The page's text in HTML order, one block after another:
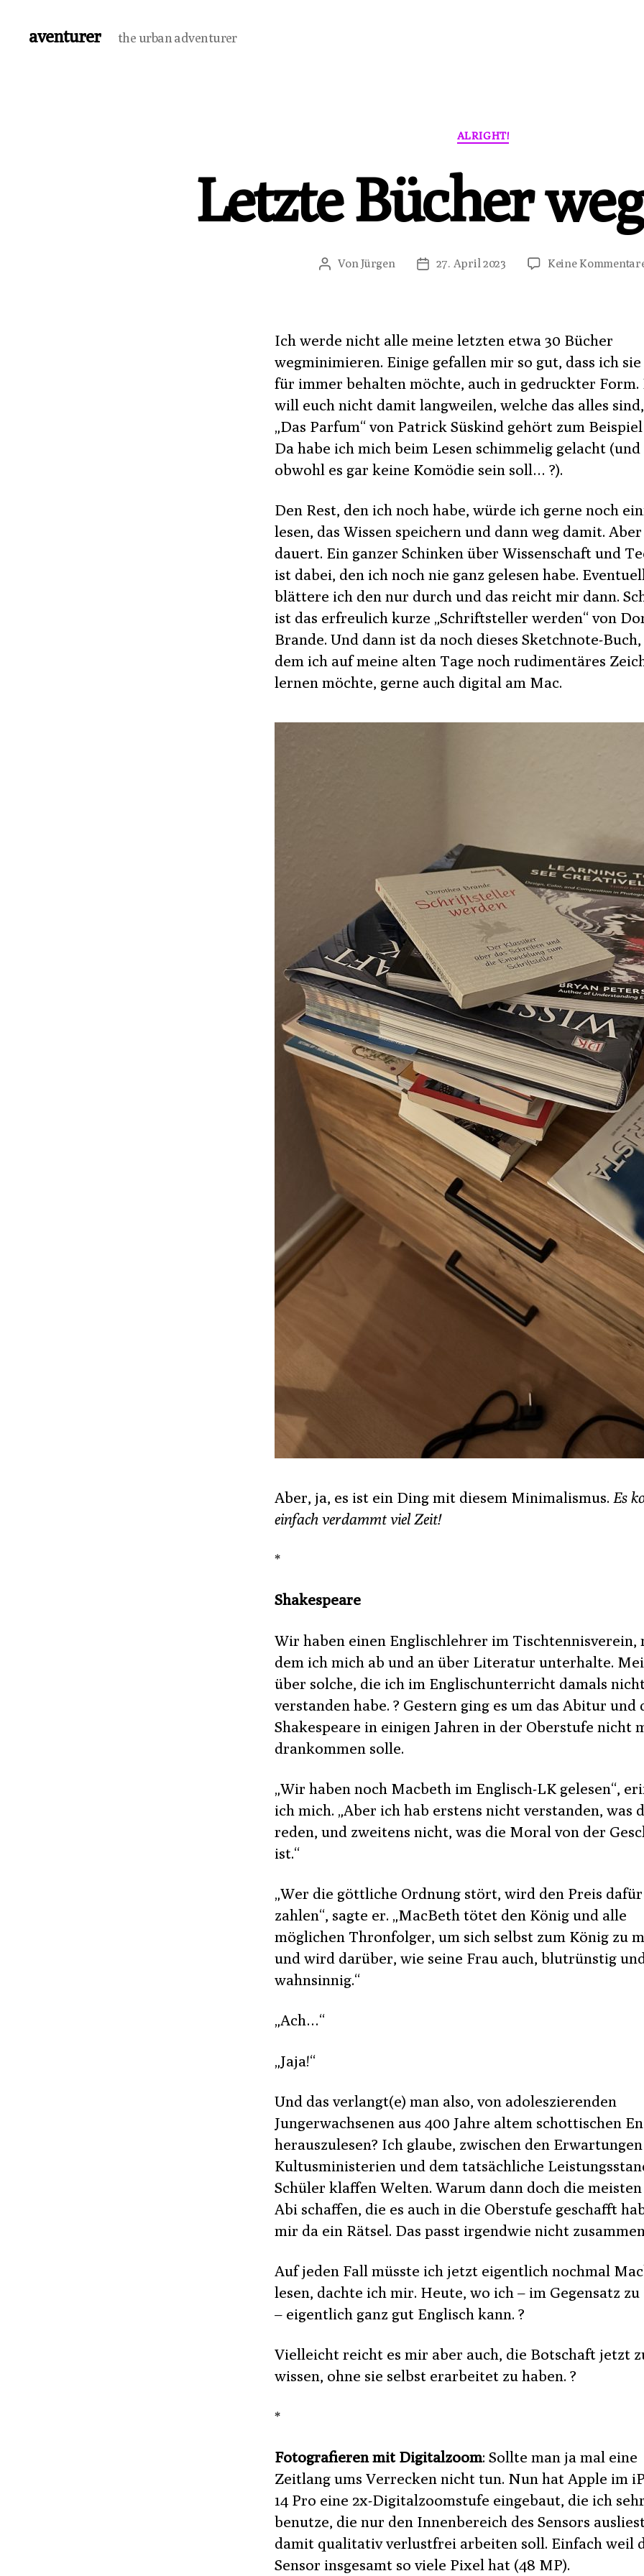
aventurer the urban adventurer
Kategorien
ALRIGHT!
Letzte Bücher
Beitragsautor
VonJürgen Veröffentlichungsdatum
27. April 2023 Keine
Ich werde nicht alle meine letzten etwa 30 Bücher
wegminimieren. Einige gefallen mir so gut, dass ich
für immer behalten möchte, auch in gedruckter Form.
will euch nicht damit langweilen, welche das alles
„Das Parfum“ von Patrick Süskind gehört zum
Da habe ich mich beim Lesen schimmelig gelacht (und
obwohl es gar keine Komödie sein soll… ?).
Den Rest, den ich noch habe, würde ich gerne noch
lesen, das Wissen speichern und dann weg damit. Aber
dauert. Ein ganzer Schinken über Wissenschaft und
ist dabei, den ich noch nie ganz gelesen habe.
blättere ich den nur durch und das reicht mir dann.
ist das erfreulich kurze „Schriftsteller werden“ von
Brande. Und dann ist da noch dieses Sketchnote-
dem ich auf meine alten Tage noch rudimentäres
lernen möchte, gerne auch digital am Mac.
Aber, ja, es ist ein Ding mit diesem Minimalismus. Es
einfach verdammt viel Zeit!
*
Shakespeare
Wir haben einen Englischlehrer im Tischtennisverein,
dem ich mich ab und an über Literatur unterhalte.
über solche, die ich im Englischunterricht damals
verstanden habe. ? Gestern ging es um das Abitur und
Shakespeare in einigen Jahren in der Oberstufe nicht
drankommen solle.
„Wir haben noch Macbeth im Englisch-LK gelesen“,
ich mich. „Aber ich hab erstens nicht verstanden, was
reden, und zweitens nicht, was die Moral von der
ist.“
„Wer die göttliche Ordnung stört, wird den Preis dafür
zahlen“, sagte er. „MacBeth tötet den König und alle
möglichen Thronfolger, um sich selbst zum König zu
und wird darüber, wie seine Frau auch, blutrünstig
wahnsinnig.“
„Ach…“
„Jaja!“
Und das verlangt(e) man also, von adoleszierenden
Jungerwachsenen aus 400 Jahre altem schottischen
herauszulesen? Ich glaube, zwischen den
Kultusministerien und dem tatsächliche
Schüler klaffen Welten. Warum dann doch die meisten
Abi schaffen, die es auch in die Oberstufe geschafft
mir da ein Rätsel. Das passt irgendwie nicht
Auf jeden Fall müsste ich jetzt eigentlich nochmal
lesen, dachte ich mir. Heute, wo ich – im Gegensatz zu
– eigentlich ganz gut Englisch kann. ?
Vielleicht reicht es mir aber auch, die Botschaft jetzt
wissen, ohne sie selbst erarbeitet zu haben. ?
*
Fotografieren mit Digitalzoom: Sollte man ja mal eine
Zeitlang ums Verrecken nicht tun. Nun hat Apple im
14 Pro eine 2x-Digitalzoomstufe eingebaut, die ich
benutze, die nur den Innenbereich des Sensors
damit qualitativ verlustfrei arbeiten soll. Einfach weil
Sensor insgesamt so viele Pixel hat (48 MP).